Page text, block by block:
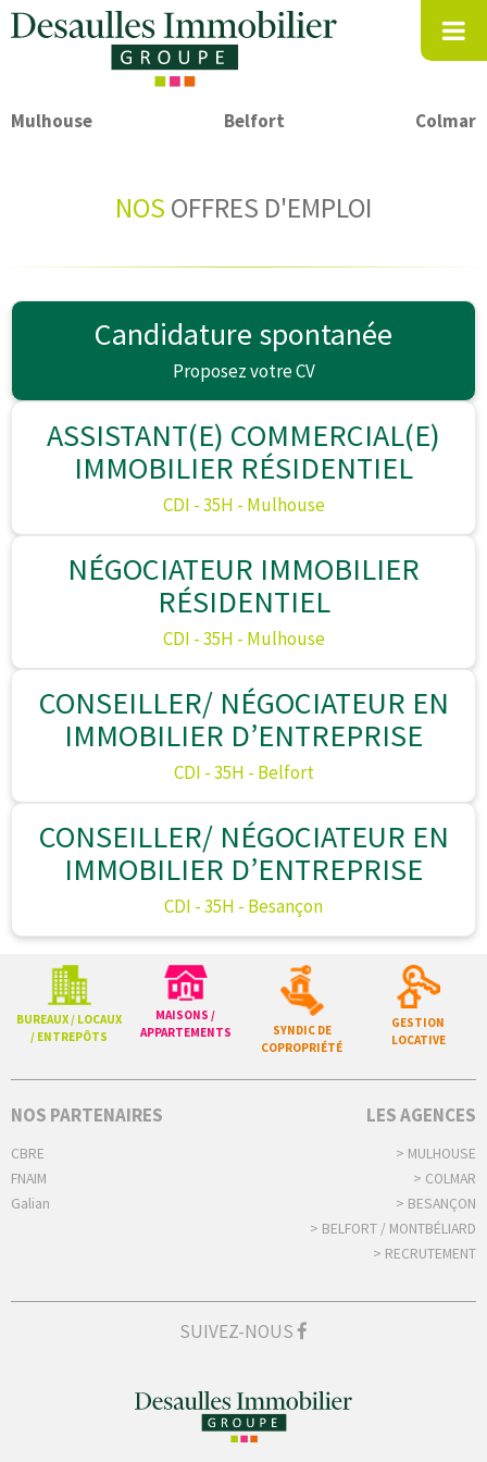
Mulhouse Belfort Colmar
NOS OFFRES D'EMPLOI
Candidature spontanée
Proposez votre CV
ASSISTANT(E) COMMERCIAL(E)
IMMOBILIER RÉSIDENTIEL
CDI - 35H - Mulhouse
NÉGOCIATEUR IMMOBILIER
RÉSIDENTIEL
CDI - 35H - Mulhouse
CONSEILLER/ NÉGOCIATEUR EN
IMMOBILIER D’ENTREPRISE
CDI - 35H - Belfort
CONSEILLER/ NÉGOCIATEUR EN
IMMOBILIER D’ENTREPRISE
CDI - 35H - Besançon
BUREAUX / LOCAUX
/ ENTREPÔTS
MAISONS /
APPARTEMENTS
SYNDIC DE
COPROPRIÉTÉ
GESTION
LOCATIVE
NOS PARTENAIRES
CBRE
FNAIM
Galian
LES AGENCES
> MULHOUSE
> COLMAR
> BESANÇON
> BELFORT / MONTBÉLIARD
> RECRUTEMENT
SUIVEZ-NOUS